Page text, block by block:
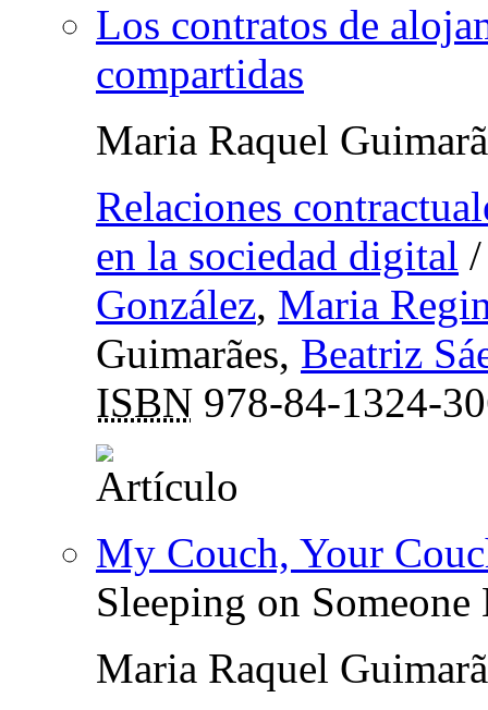
Los contratos de
compartidas
Maria Raquel
Relaciones
en la sociedad digital
González, Maria
Guimarães, Beatriz
ISBN 978-84-1324-
My Couch, Your
Sleeping on Someone
Maria Raquel